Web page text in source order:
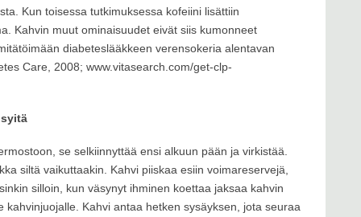
Kun toisessa tutkimuksessa kofeiini lisättiin
Kahvin muut ominaisuudet eivät siis kumonneet
diabeteslääkkeen verensokeria alentavan
Care, 2008; www.vitasearch.com/get-clp-
se selkiinnyttää ensi alkuun pään ja virkistää.
siltä vaikuttaakin. Kahvi piiskaa esiin voimareservejä,
silloin, kun väsynyt ihminen koettaa jaksaa kahvin
kahvinjuojalle. Kahvi antaa hetken sysäyksen, jota seuraa